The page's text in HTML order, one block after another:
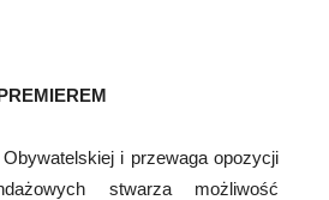
i przewaga opozycji
stwarza możliwość